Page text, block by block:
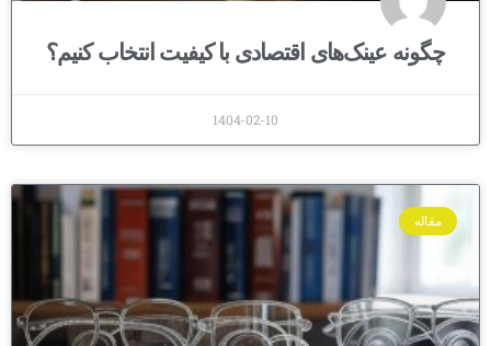
چگونه عینک‌های اقتصادی با کیفیت انتخاب کنیم؟
1404-02-10
مقاله